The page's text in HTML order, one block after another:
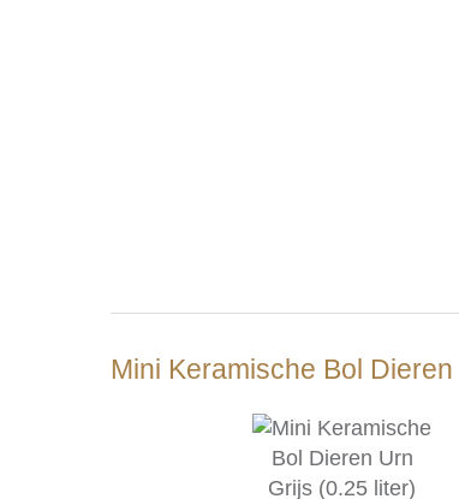
Mini Keramische Bol